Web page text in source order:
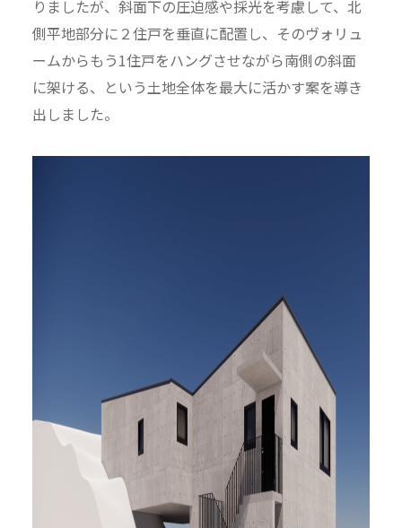
りましたが、斜面下の圧迫感や採光を考慮して、北
側平地部分に２住戸を垂直に配置し、そのヴォリュ
ームからもう1住戸をハングさせながら南側の斜面
に架ける、という土地全体を最大に活かす案を導き
出しました。